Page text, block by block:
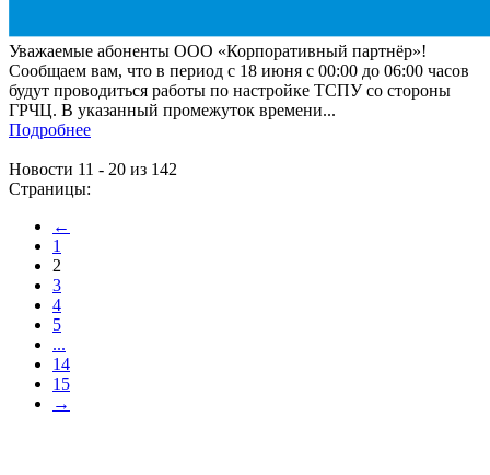
Уважаемые абоненты ООО «Корпоративный партнёр»!
Сообщаем вам, что в период с 18 июня с 00:00 до 06:00 часов
будут проводиться работы по настройке ТСПУ со стороны
ГРЧЦ. В указанный промежуток времени...
Подробнее
Новости 11 - 20 из 142
Страницы:
←
1
2
3
4
5
...
14
15
→